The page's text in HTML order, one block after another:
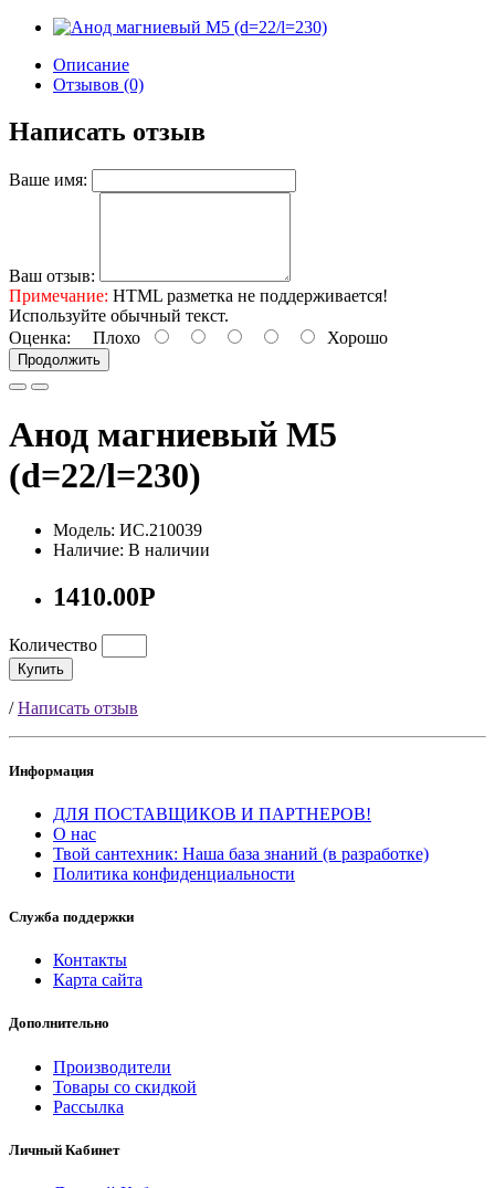
Описание
Отзывов (0)
Написать отзыв
Ваше имя:
Ваш отзыв:
Примечание: HTML разметка не поддерживается!
Используйте обычный текст.
Оценка: Плохо Хорошо
Продолжить
Анод магниевый М5
(d=22/l=230)
Модель: ИС.210039
Наличие: В наличии
1410.00Р
Количество
Купить
/Написать отзыв
Информация
ДЛЯ ПОСТАВЩИКОВ И ПАРТНЕРОВ!
О нас
Твой сантехник: Наша база знаний (в разработке)
Политика конфиденциальности
Служба поддержки
Контакты
Карта сайта
Дополнительно
Производители
Товары со скидкой
Рассылка
Личный Кабинет